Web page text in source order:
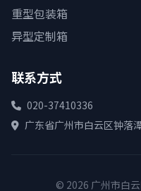
重型包装箱
异型定制箱
联系方式
020-37410336
广东省广州市白云区钟落
© 2026 广州市白